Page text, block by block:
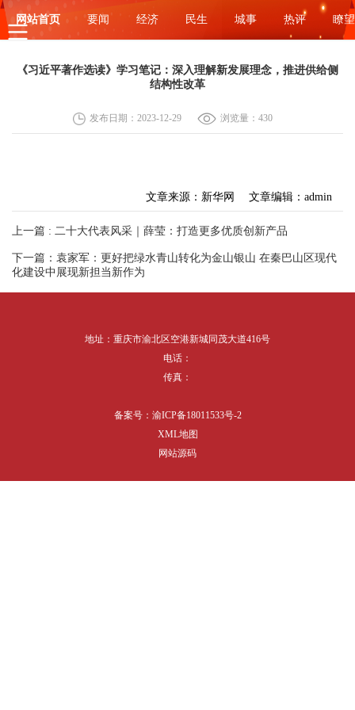
网站首页 要闻 经济 民生 城事 热评 瞭望
《习近平著作选读》学习笔记：深入理解新发展理念，推进供给侧
结构性改革
发布日期：2023-12-29 浏览量：430
文章来源：新华网 文章编辑：admin
上一篇 : 二十大代表风采｜薛莹：打造更多优质创新产品
下一篇：袁家军：更好把绿水青山转化为金山银山 在秦巴山区现代
化建设中展现新担当新作为
地址：重庆市渝北区空港新城同茂大道416号
电话：
传真：
备案号： 渝ICP备18011533号-2
XML地图
网站源码